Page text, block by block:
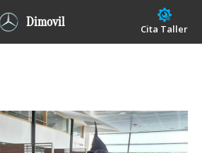
Dimovil Cita Taller